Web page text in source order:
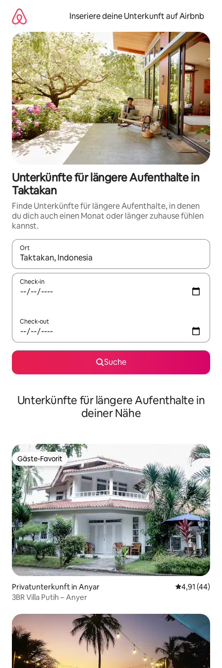
Inhalten
springen
Inseriere deine Unterkunft auf Airbnb
Unterkünfte für längere Aufenthalte in
Taktakan
Finde Unterkünfte für längere Aufenthalte, in denen
du dich auch einen Monat oder länger zuhause fühlen
kannst.
Ort
Wenn Ergebnisse verfügbar sind, navigiere mit den
Check-in
Check-out
Suche
Unterkünfte für längere Aufenthalte in
deiner Nähe
Gäste-Favorit
Gäste-Favorit
Privatunterkunft in Anyar
4,91 (44)
3BR Villa Putih – Anyer